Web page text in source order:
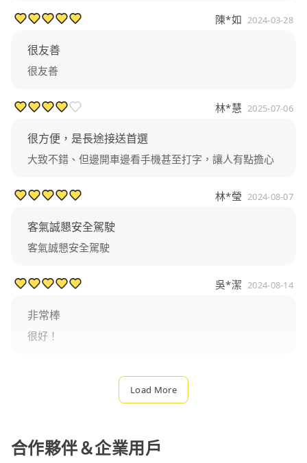
陳*如 2024-03-28
很友善
很友善
林*慧 2025-07-06
很方便，是長途接送首選
大致不錯、但邊開車邊看手機甚至打字，讓人有點擔心
林*瑩 2024-08-07
客氣誠懇安全駕駛
客氣誠懇安全駕駛
吳*潔 2024-08-14
非常棒
很好！
Load More
合作夥伴＆企業用戶